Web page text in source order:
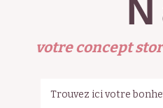
votre concept